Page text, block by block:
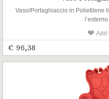
Vaso/Portaghiaccio in Polietilene
Add
€ 96,38